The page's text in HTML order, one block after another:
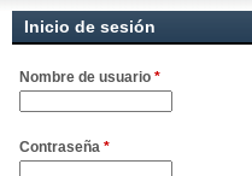
Inicio de sesión
Nombre de usuario *
Contraseña *